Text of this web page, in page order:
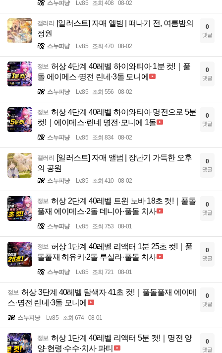
스누피냥 Lv.85 조회 408 08-02
갤러리 [일러스트] 자매 앨범 | 떠나기 전, 여름밤의
정원
스누피냥 Lv.85 조회 470 08-02
0
댓글
정보 허상 4단계 40레벨 하이와티아 1분 컷!｜풀
돌 에이메스·명전 린네·3돌 모니에
스누피냥 Lv.85 조회 556 08-02
0
댓글
정보 허상 4단계 40레벨 하이와티아 명전으로 5분
컷!｜에이메스·린네 명전·모니에 1돌
스누피냥 Lv.85 조회 834 08-02
0
댓글
갤러리 [일러스트] 자매 앨범 | 장난기 가득한 오후
의 공원
스누피냥 Lv.85 조회 410 08-02
0
댓글
정보 허상 2단계 40레벨 트윈 노바 18초 컷!｜풀돌
풀재 에이메스·2돌 데니아·풀돌 치사
스누피냥 Lv.85 조회 753 08-01
0
댓글
정보 허상 1단계 40레벨 리액터 1분 25초 컷!｜풀
돌풀재 히유키·2돌 루실라·풀돌 치사
스누피냥 Lv.85 조회 721 08-01
0
댓글
정보 허상 3단계 40레벨 탐색자 41초 컷!｜풀돌풀재 에이메
스·명전 린네·3돌 모니에
스누피냥 Lv.85 조회 674 08-01
0
댓글
정보 허상 1단계 40레벨 리액터 5분 컷!｜명전 양
양·현령·수수·치사 파티
0
댓글